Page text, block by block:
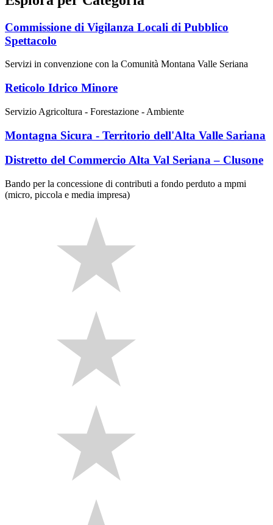
Commissione di Vigilanza Locali di Pubblico
Spettacolo
Servizi in convenzione con la Comunità Montana Valle Seriana
Reticolo Idrico Minore
Servizio Agricoltura - Forestazione - Ambiente
Montagna Sicura - Territorio dell'Alta Valle Sariana
Distretto del Commercio Alta Val Seriana – Clusone
Bando per la concessione di contributi a fondo perduto a mpmi
(micro, piccola e media impresa)